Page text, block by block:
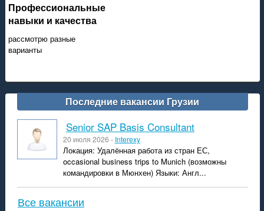
Профессиональные
навыки и качества
рассмотрю разные
варианты
Последние вакансии Грузии
Senior SAP Basis Consultant
20 июля 2026 - Interexy
Локация: Удалённая работа из стран ЕС,
occasional business trips to Munich (возможны
командировки в Мюнхен) Языки: Англ...
Все вакансии